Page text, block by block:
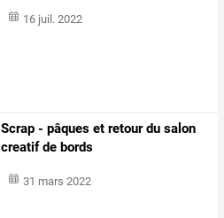
16 juil. 2022
Scrap - pâques et retour du salon
creatif de bords
31 mars 2022